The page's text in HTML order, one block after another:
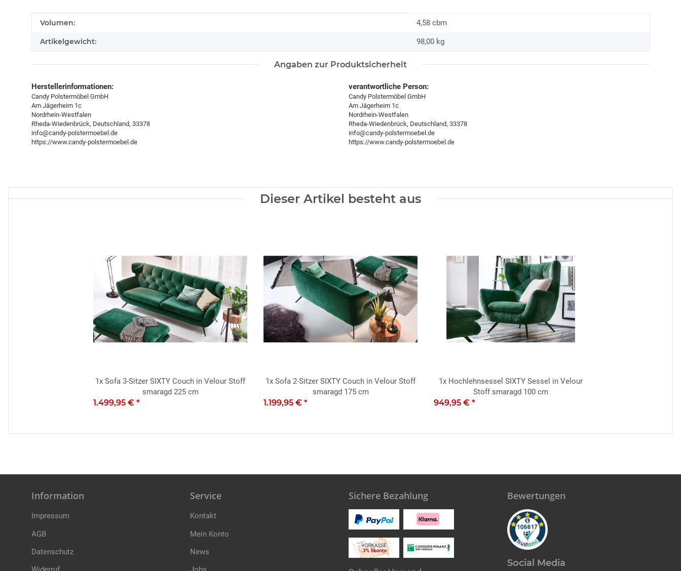
Produkteigenschaft
Wert
Volumen: 4,58 cbm
Artikelgewicht: 98,00 kg
Angaben zur Produktsicherheit
Herstellerinformationen:
Candy Polstermöbel GmbH
Am Jägerheim 1c
Nordrhein-Westfalen
Rheda-Wiedenbrück, Deutschland, 33378
info@candy-polstermoebel.de
https://www.candy-polstermoebel.de
verantwortliche Person:
Candy Polstermöbel GmbH
Am Jägerheim 1c
Nordrhein-Westfalen
Rheda-Wiedenbrück, Deutschland, 33378
info@candy-polstermoebel.de
https://www.candy-polstermoebel.de
Dieser Artikel besteht aus
1x Sofa 3-Sitzer SIXTY Couch in Velour Stoff
smaragd 225 cm
1.499,95 € *
1x Sofa 2-Sitzer SIXTY Couch in Velour Stoff
smaragd 175 cm
1.199,95 € *
1x Hochlehnsessel SIXTY Sessel in Velour
Stoff smaragd 100 cm
949,95 € *
Information
Impressum
AGB
Datenschutz
Service
Kontakt
Mein Konto
News
Sichere Bezahlung Bewertungen
Social Media